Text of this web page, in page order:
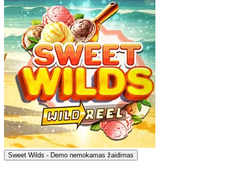
Sweet Wilds - Demo nemokamas žaidimas